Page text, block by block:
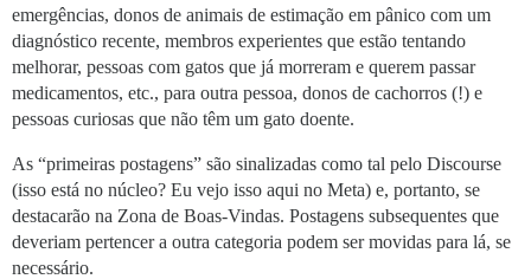
emergências, donos de animais de estimação em pânico com um
diagnóstico recente, membros experientes que estão tentando
melhorar, pessoas com gatos que já morreram e querem passar
medicamentos, etc., para outra pessoa, donos de cachorros (!) e
pessoas curiosas que não têm um gato doente.
As “primeiras postagens” são sinalizadas como tal pelo Discourse
(isso está no núcleo? Eu vejo isso aqui no Meta) e, portanto, se
destacarão na Zona de Boas-Vindas. Postagens subsequentes que
deveriam pertencer a outra categoria podem ser movidas para lá, se
necessário.